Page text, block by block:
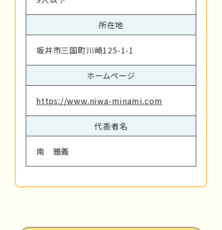
所在地
坂井市三国町川崎125-1-1
ホームページ
https://www.niwa-minami.com
代表者名
南 雅義